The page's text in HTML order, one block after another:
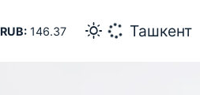
RUB:146.37 26